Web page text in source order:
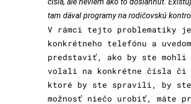
tam dával programy na rodičovskú
V rámci tejto problematiky
konkrétneho telefónu a
predstaviť, ako by ste mohli
volali na konkrétne čísla či
ktoré by ste spravili, by ste
možnosť niečo urobiť, máte